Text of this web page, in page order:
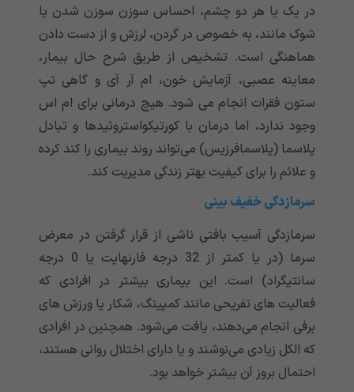
در یک یا هر دو چشم، احساس سوزن سوزن شدن یا
شوک مانند، به خصوص در گردن، لرزش و از دست دادن
هماهنگی است. تشخیص از طریق شرح حال بیمار،
معاینه عصبی، آزمایش خون، ام آر آی و گاهی تپ
ستون فقرات انجام می شود. هیچ درمانی برای ام اس
وجود ندارد، اما درمان با کورتیکواستروئیدها و تبادل
پلاسما (پلاسمافرزیس) می‌‌‌‌‌‌‌‌‌‌‌تواند روند بیماری را کند کرده
و علائم را برای کیفیت بهتر زندگی مدیریت کند.
سرمازدگی خفیف بینی
سرمازدگی آسیب بافتی ناشی از قرار گرفتن در معرض
سرما (در یا کمتر از 32 درجه فارنهایت یا 0 درجه
سانتیگراد) است. این بیماری بیشتر در افرادی که
فعالیت های تفریحی مانند کمپینگ، شکار یا ورزش های
برفی انجام می‌‌‌‌‌‌‌‌‌‌‌دهند، یافت می‌‌‌‌‌‌‌‌‌‌‌شود. همچنین در افرادی
که الکل زیادی می‌‌‌‌‌‌‌‌‌‌‌نوشند و یا دارای اختلال روانی هستند،
احتمال بروز آن بیشتر خواهد بود.